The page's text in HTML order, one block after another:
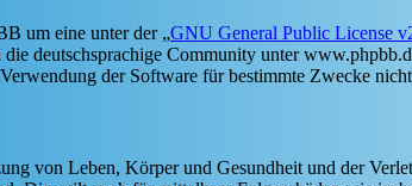
um eine unter der „GNU General Public License
deutschsprachige Community unter
der Software für bestimmte Zwecke
von Leben, Körper und Gesundheit und der